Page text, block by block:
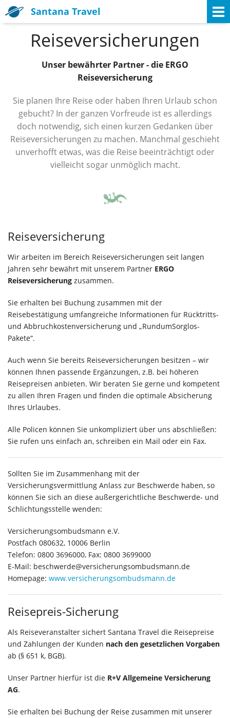
Santana Travel
Reiseversicherungen
Unser bewährter Partner - die ERGO
Reiseversicherung
Sie planen Ihre Reise oder haben Ihren Urlaub schon
gebucht? In der ganzen Vorfreude ist es allerdings
doch notwendig, sich einen kurzen Gedanken über
Reiseversicherungen zu machen. Manchmal geschieht
unverhofft etwas, was die Reise beeinträchtigt oder
vielleicht sogar unmöglich macht.
Reiseversicherung
Wir arbeiten im Bereich Reiseversicherungen seit langen
Jahren sehr bewährt mit unserem Partner ERGO
Reiseversicherung zusammen.
Sie erhalten bei Buchung zusammen mit der
Reisebestätigung umfangreiche Informationen für Rücktritts-
und Abbruchkostenversicherung und „RundumSorglos-
Pakete“.
Auch wenn Sie bereits Reiseversicherungen besitzen – wir
können Ihnen passende Ergänzungen, z.B. bei höheren
Reisepreisen anbieten. Wir beraten Sie gerne und kompetent
zu allen Ihren Fragen und finden die optimale Absicherung
Ihres Urlaubes.
Alle Policen können Sie unkompliziert über uns abschließen:
Sie rufen uns einfach an, schreiben ein Mail oder ein Fax.
Sollten Sie im Zusammenhang mit der
Versicherungsvermittlung Anlass zur Beschwerde haben, so
können Sie sich an diese außergerichtliche Beschwerde- und
Schlichtungsstelle wenden:
Versicherungsombudsmann e.V.
Postfach 080632, 10006 Berlin
Telefon: 0800 3696000, Fax: 0800 3699000
E-Mail: beschwerde@versicherungsombudsmann.de
Homepage: www.versicherungsombudsmann.de
Reisepreis-Sicherung
Als Reiseveranstalter sichert Santana Travel die Reisepreise
und Zahlungen der Kunden nach den gesetzlichen Vorgaben
ab (§ 651 k, BGB).
Unser Partner hierfür ist die R+V Allgemeine Versicherung
AG.
Sie erhalten bei Buchung der Reise zusammen mit unserer